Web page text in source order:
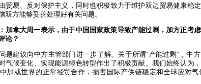
贸易、反对保护主义，同时也积极致力于维护双边贸易健康稳
双方能够妥善处理好有关问题。
加拿大周一表示，由于中国国家政策导致产能过剩，加方正考
论？
题建议向中方主管部门进一步了解。关于所谓“产能过剩”，中
气候变化、实现能源绿色转型作出了积极贡献。我们始终认为
加或世界的正常经贸合作，损害国际产供链稳定和全球应对